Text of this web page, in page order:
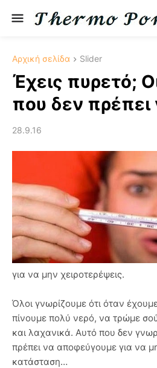
Αρχική σελίδα Slider
Έχεις πυρετό;
που δεν
28.9.16
για να μην χειροτερέψεις.
Όλοι γνωρίζουμε ότι όταν
πίνουμε πολύ νερό, να τρώμε
και λαχανικά. Αυτό που δεν
πρέπει να αποφεύγουμε για να
κατάσταση…